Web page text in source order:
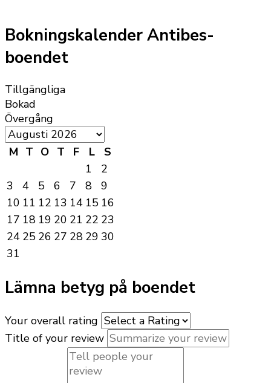
Bokningskalender Antibes-
boendet
Tillgängliga
Bokad
Övergång
M T O T F L
S
1
2
3
4 5 6 7 8
9
10 11 12 13 14 15 16
17 18 19 20 21 22 23
24 25 26 27 28 29 30
31
Lämna betyg på boendet
Your overall rating
Title of your review